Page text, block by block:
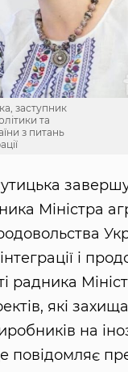
заступник
та
з питань
Міністра
і
радника
які
на
повідомляє